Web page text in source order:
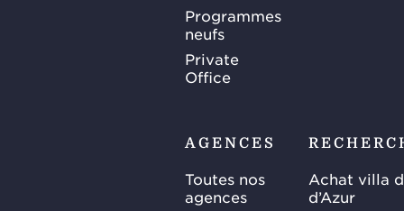
Programmes
neufs
Private
Office
AGENCES
Toutes nos
agences
Achat villa
d’Azur